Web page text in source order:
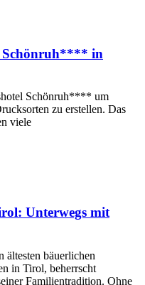
Schönruh**** in
Schönruh**** um
zu erstellen. Das
viele
Unterwegs mit
ältesten bäuerlichen
in Tirol, beherrscht
Familientradition. Ohne